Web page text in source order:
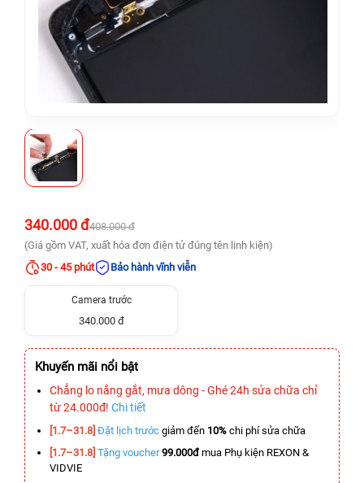
340.000 đ408.000 đ
(Giá gồm VAT, xuất hóa đơn điện tử đúng tên linh kiện)
30 - 45 phút
Bảo hành vĩnh viễn
Camera trước
340.000 đ
Khuyến mãi nổi bật
Chẳng lo nắng gắt, mưa dông - Ghé 24h sửa chữa chỉ
từ 24.000đ! Chi tiết
[1.7–31.8] Đặt lịch trước giảm đến 10% chi phí sửa chữa
[1.7–31.8] Tặng voucher 99.000đmua Phụ kiện REXON &
VIDVIE